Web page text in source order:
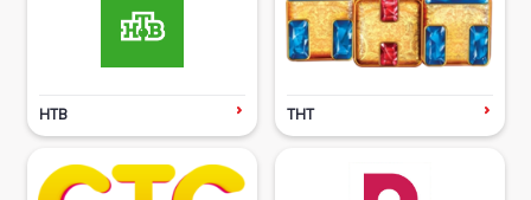
НТВ ТНТ